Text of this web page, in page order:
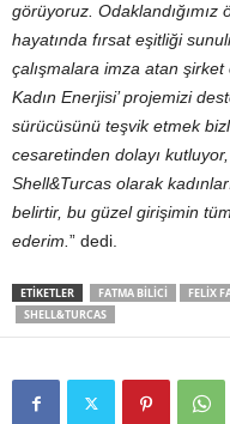
görüyoruz.
hayatında fırsat eşitliği
çalışmalara imza atan şirket
Kadın Enerjisi’ projemizi
sürücüsünü teşvik etmek
cesaretinden dolayı
Shell&Turcas olarak
belirtir, bu güzel girişimin
ederim. ” dedi.
ETIKETLER FATMA BILICI FELIX
SHELL&TURCAS